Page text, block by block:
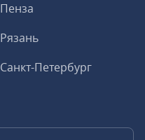
Пенза
Рязань
Санкт-Петербург